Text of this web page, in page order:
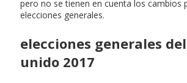
pero no se tienen en cuenta los cambios
elecciones generales.
elecciones generales
unido 2017